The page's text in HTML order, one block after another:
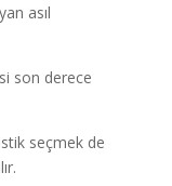
asıl
son derece
seçmek de